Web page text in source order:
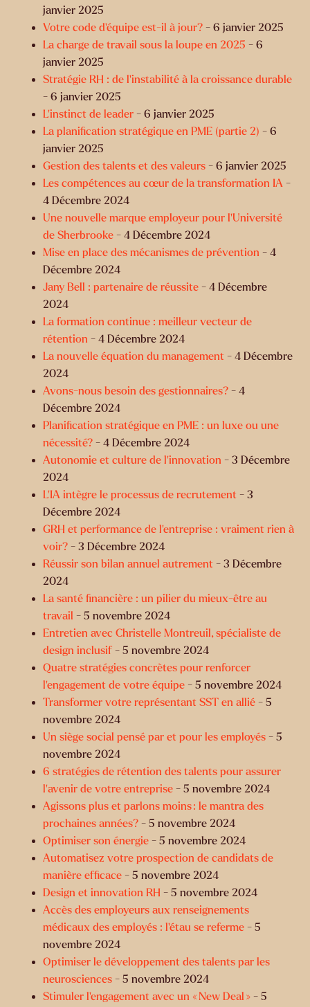
janvier 2025
Votre code d’équipe est-il à jour? - 6 janvier 2025
La charge de travail sous la loupe en 2025 - 6
janvier 2025
Stratégie RH : de l’instabilité à la croissance durable
- 6 janvier 2025
L'instinct de leader - 6 janvier 2025
La planification stratégique en PME (partie 2) - 6
janvier 2025
Gestion des talents et des valeurs - 6 janvier 2025
Les compétences au cœur de la transformation IA -
4 Décembre 2024
Une nouvelle marque employeur pour l’Université
de Sherbrooke - 4 Décembre 2024
Mise en place des mécanismes de prévention - 4
Décembre 2024
Jany Bell : partenaire de réussite - 4 Décembre
2024
La formation continue : meilleur vecteur de
rétention - 4 Décembre 2024
La nouvelle équation du management - 4 Décembre
2024
Avons-nous besoin des gestionnaires? - 4
Décembre 2024
Planification stratégique en PME : un luxe ou une
nécessité? - 4 Décembre 2024
Autonomie et culture de l’innovation - 3 Décembre
2024
L’IA intègre le processus de recrutement - 3
Décembre 2024
GRH et performance de l’entreprise : vraiment rien à
voir? - 3 Décembre 2024
Réussir son bilan annuel autrement - 3 Décembre
2024
La santé financière : un pilier du mieux-être au
travail - 5 novembre 2024
Entretien avec Christelle Montreuil, spécialiste de
design inclusif - 5 novembre 2024
Quatre stratégies concrètes pour renforcer
l’engagement de votre équipe - 5 novembre 2024
Transformer votre représentant SST en allié - 5
novembre 2024
Un siège social pensé par et pour les employés - 5
novembre 2024
6 stratégies de rétention des talents pour assurer
l’avenir de votre entreprise - 5 novembre 2024
Agissons plus et parlons moins : le mantra des
prochaines années? - 5 novembre 2024
Optimiser son énergie - 5 novembre 2024
Automatisez votre prospection de candidats de
manière efficace - 5 novembre 2024
Design et innovation RH - 5 novembre 2024
Accès des employeurs aux renseignements
médicaux des employés : l’étau se referme - 5
novembre 2024
Optimiser le développement des talents par les
neurosciences - 5 novembre 2024
Stimuler l’engagement avec un « New Deal » - 5